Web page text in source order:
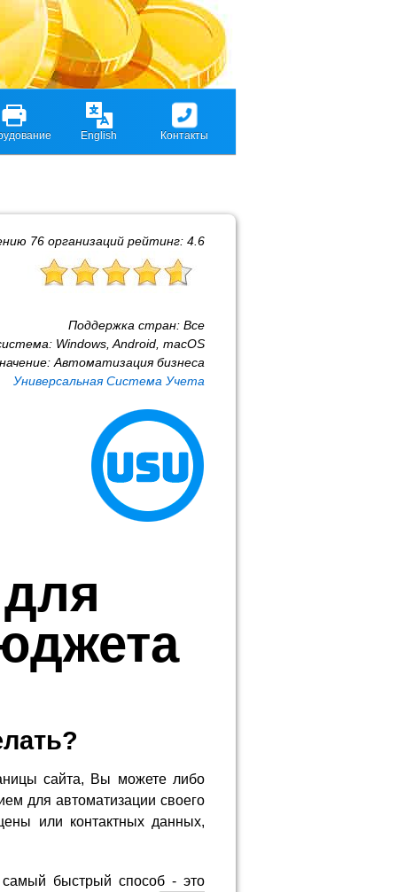
English Контакты
76 организаций рейтинг: 4.6
Поддержка стран: Все
Windows, Android, macOS
Автоматизация бизнеса
Универсальная Система Учета
сайта, Вы можете либо
для автоматизации своего
или контактных данных,
быстрый способ - это